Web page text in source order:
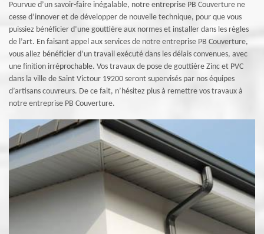
Pourvue d’un savoir-faire inégalable, notre entreprise PB Couverture ne
cesse d’innover et de développer de nouvelle technique, pour que vous
puissiez bénéficier d’une gouttière aux normes et installer dans les règles
de l’art. En faisant appel aux services de notre entreprise PB Couverture,
vous allez bénéficier d’un travail exécuté dans les délais convenues, avec
une finition irréprochable. Vos travaux de pose de gouttière Zinc et PVC
dans la ville de Saint Victour 19200 seront supervisés par nos équipes
d’artisans couvreurs. De ce fait, n’hésitez plus à remettre vos travaux à
notre entreprise PB Couverture.